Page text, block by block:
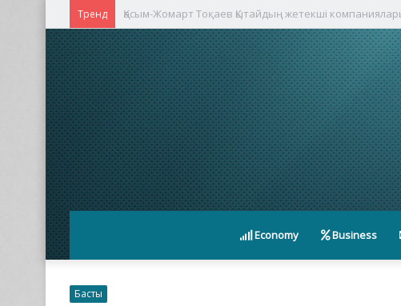
Тренд Қасым-Жомарт Тоқаев Қытайдың жетекші
Economy Business
Басты